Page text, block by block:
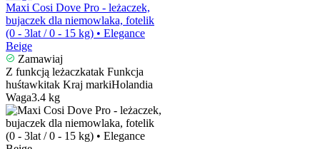
Maxi Cosi Dove Pro - leżaczek,
bujaczek dla niemowlaka, fotelik
(0 - 3lat / 0 - 15 kg) • Elegance
Beige
Zamawiaj
Z funkcją leżaczkatak Funkcja
huśtawkitak Kraj markiHolandia
Waga3.4 kg